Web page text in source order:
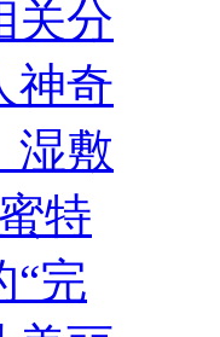
关分
神奇
湿敷
特
“完